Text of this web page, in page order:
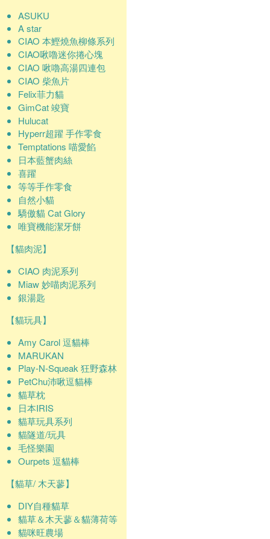
ASUKU
A star
CIAO 本鰹燒魚柳條系列
CIAO啾嚕迷你捲心塊
CIAO 啾嚕高湯四連包
CIAO 柴魚片
Felix菲力貓
GimCat 竣寶
Hulucat
Hyperr超躍 手作零食
Temptations 喵愛餡
日本藍蟹肉絲
喜躍
等等手作零食
自然小貓
驕傲貓 Cat Glory
唯寶機能潔牙餅
【貓肉泥】
CIAO 肉泥系列
Miaw 妙喵肉泥系列
銀湯匙
【貓玩具】
Amy Carol 逗貓棒
MARUKAN
Play-N-Squeak 狂野森林
PetChu沛啾逗貓棒
貓草枕
日本IRIS
貓草玩具系列
貓隧道/玩具
毛怪樂園
Ourpets 逗貓棒
【貓草/ 木天蓼】
DIY自種貓草
貓草＆木天蓼＆貓薄荷等
貓咪旺農場